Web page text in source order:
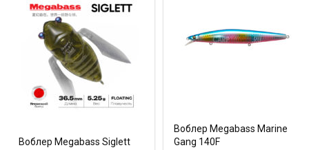
Воблер Megabass Siglett
Воблер Megabass Marine
Gang 140F